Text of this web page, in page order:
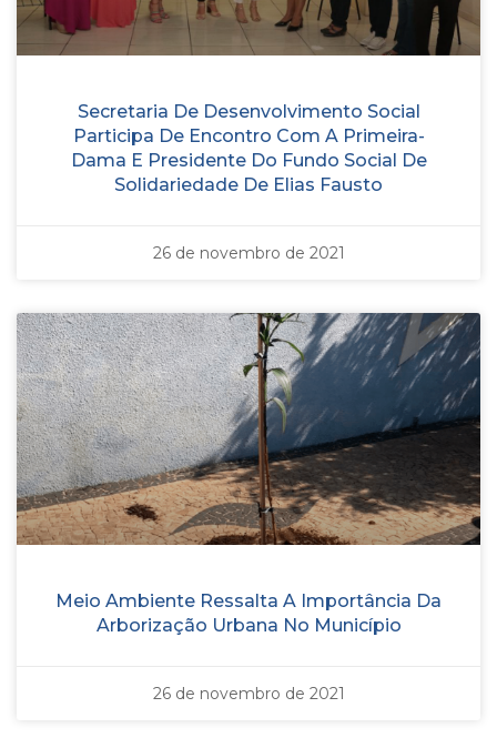
Secretaria De Desenvolvimento Social
Participa De Encontro Com A Primeira-
Dama E Presidente Do Fundo Social De
Solidariedade De Elias Fausto
26 de novembro de 2021
Meio Ambiente Ressalta A Importância Da
Arborização Urbana No Município
26 de novembro de 2021